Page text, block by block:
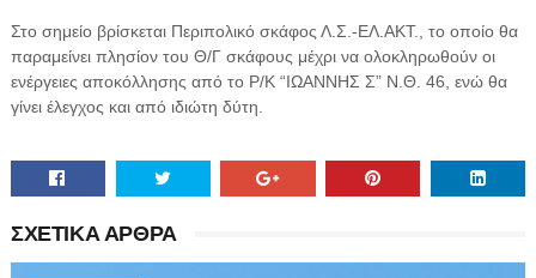
Στο σημείο βρίσκεται Περιπολικό σκάφος Λ.Σ.-ΕΛ.ΑΚΤ., το οποίο θα
παραμείνει πλησίον του Θ/Γ σκάφους μέχρι να ολοκληρωθούν οι
ενέργειες αποκόλλησης από το Ρ/Κ “ΙΩΑΝΝΗΣ Σ” Ν.Θ. 46, ενώ θα
γίνει έλεγχος και από ιδιώτη δύτη.
ΣΧΕΤΙΚΑ ΑΡΘΡΑ